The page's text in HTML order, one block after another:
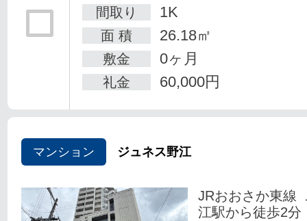
間取り
1K
面 積 26.18㎡
敷金 0ヶ月
礼金 60,000円
マンション ジュネス野江
JRおおさか東線
江駅から徒歩2分